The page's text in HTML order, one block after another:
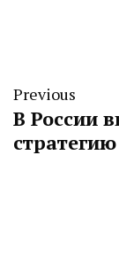
Previous
В России